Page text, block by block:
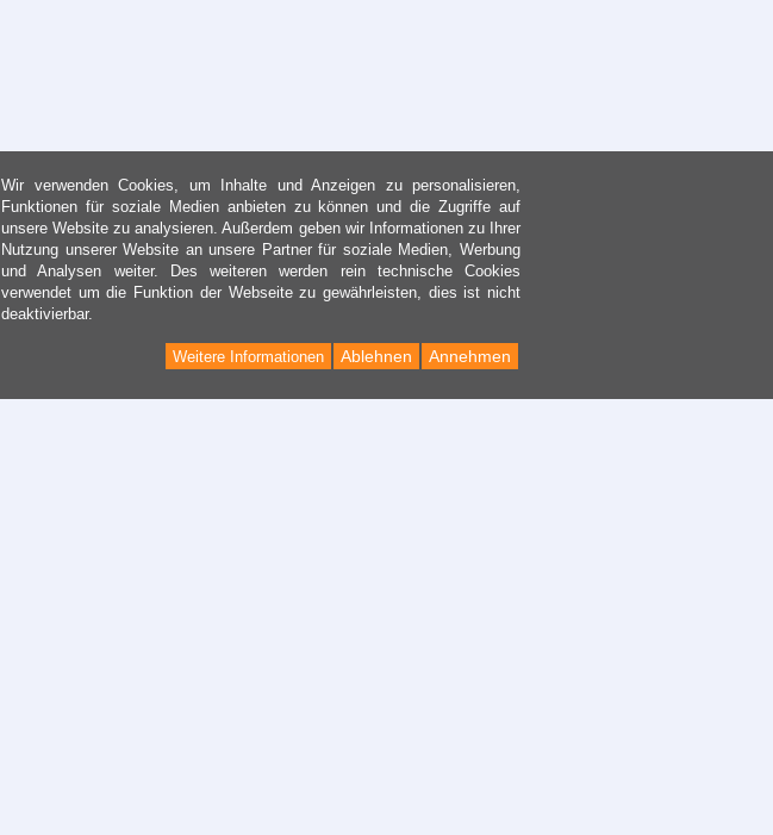
Wir verwenden Cookies, um Inhalte und Anzeigen zu personalisieren,
Funktionen für soziale Medien anbieten zu können und die Zugriffe auf
unsere Website zu analysieren. Außerdem geben wir Informationen zu Ihrer
Nutzung unserer Website an unsere Partner für soziale Medien, Werbung
und Analysen weiter. Des weiteren werden rein technische Cookies
verwendet um die Funktion der Webseite zu gewährleisten, dies ist nicht
deaktivierbar.
Annehmen
Ablehnen
Weitere Informationen